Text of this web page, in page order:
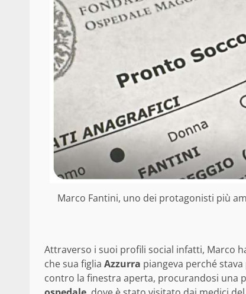
Marco Fantini, uno dei protagonisti più
Attraverso i suoi profili social infatti, Marco
che sua figlia Azzurra piangeva perché
contro la finestra aperta, procurandosi una